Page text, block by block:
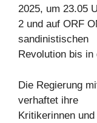
2025, um 23.05
2 und auf ORF
sandinistischen
Revolution bis in
Die Regierung
verhaftet ihre
Kritikerinnen